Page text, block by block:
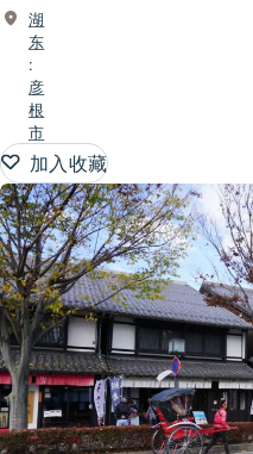
湖
东
:
彦
根
市
加入收藏